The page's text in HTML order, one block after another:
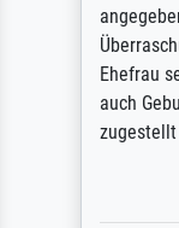
Ehefrau
auch
zugestellt